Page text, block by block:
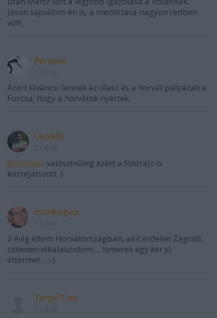
Jason sajnálom én is, a mentlitása nagyon redben
volt.
Pentele
Azért kíváncsi lennék az olasz és a horvát pályázatra.
Furcsa, hogy a horvátok nyertek.
Leo945
@Pentele: valószínűleg azért a földrajz is
közrejátszott :)
munkagep
2 évig éltem Horvátországban, akit érdekel Zágráb,
szívesen elkalauzolom.... Ismerek egy két jó
éttermet... :-)
Törpi/Timi